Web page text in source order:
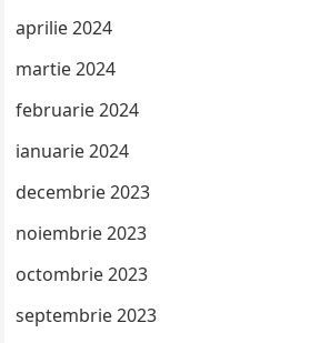
aprilie 2024
martie 2024
februarie 2024
ianuarie 2024
decembrie 2023
noiembrie 2023
octombrie 2023
septembrie 2023